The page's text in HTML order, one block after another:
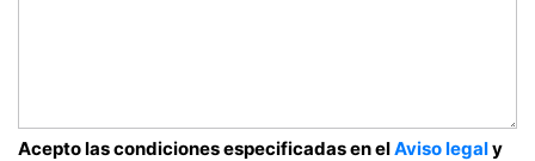
Acepto las condiciones especificadas en elAviso legaly